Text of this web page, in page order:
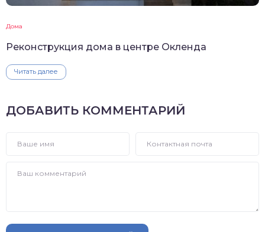
Дома
Реконструкция дома в центре Окленда
Читать далее
ДОБАВИТЬ КОММЕНТАРИЙ